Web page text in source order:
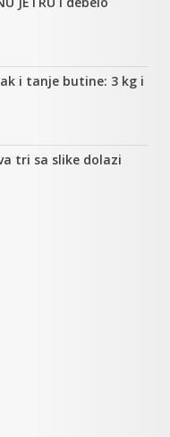
i tanje butine: 3 kg i
tri sa slike dolazi